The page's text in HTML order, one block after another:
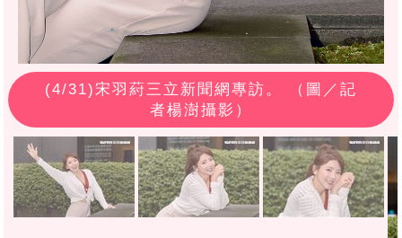
(4/31)宋羽葤三立新聞網專訪。 （圖／記
者楊澍攝影）